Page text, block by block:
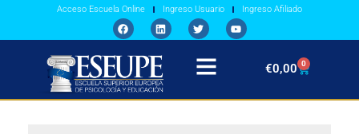
Acceso Escuela Online Ingreso Usuario Ingreso Afiliado
€0,00 0